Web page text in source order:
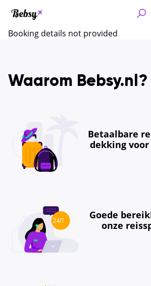
Booking details not provided
Waarom Bebsy.nl?
Betaalbare
dekking
Goede
onze